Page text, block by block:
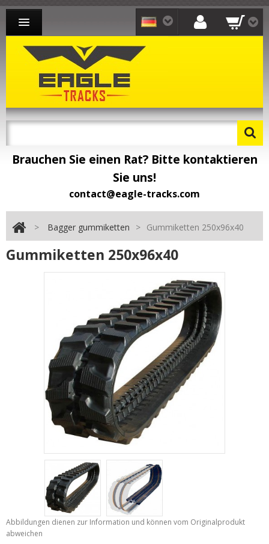
BAGGER GUMMIKETTEN
LADER GUMMIKETTEN
DUMPER GUMMIKETTEN
Brauchen Sie einen Rat? Bitte kontaktieren
Sie uns!
contact@eagle-tracks.com
> Bagger gummiketten > Gummiketten 250x96x40
Gummiketten 250x96x40
Abbildungen dienen zur Information und können vom Originalprodukt
abweichen